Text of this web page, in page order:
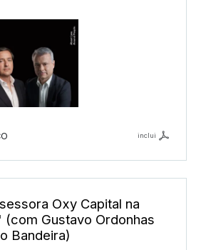
inclui
Oxy Capital na
Gustavo Ordonhas
Bandeira)